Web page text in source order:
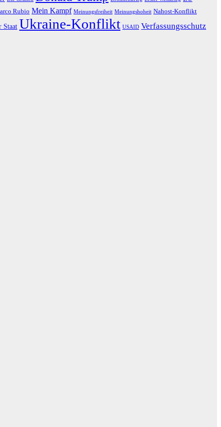
Rubio Mein Kampf Meinungsfreiheit Meinungshoheit Nahost-Konflikt
Staat Ukraine-Konflikt USAID Verfassungsschutz